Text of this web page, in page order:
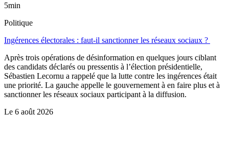
5min
Politique
Ingérences électorales : faut-il sanctionner les réseaux sociaux ?
Après trois opérations de désinformation en quelques jours ciblant
des candidats déclarés ou pressentis à l’élection présidentielle,
Sébastien Lecornu a rappelé que la lutte contre les ingérences était
une priorité. La gauche appelle le gouvernement à en faire plus et à
sanctionner les réseaux sociaux participant à la diffusion.
Le 6 août 2026